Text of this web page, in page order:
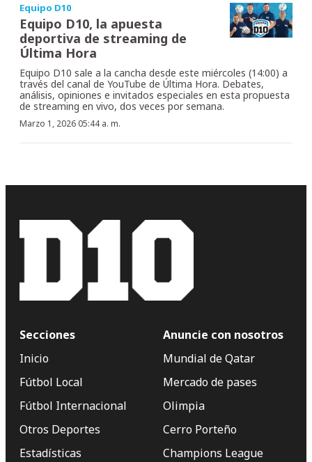
Equipo D10
Equipo D10, la apuesta
deportiva de streaming de
Última Hora
Equipo D10 sale a la cancha desde este miércoles (14:00) a
través del canal de YouTube de Última Hora. Debates,
análisis, opiniones e invitados especiales en esta propuesta
de streaming en vivo, dos veces por semana.
Marzo 1, 2026 05:44 a. m.
Secciones
Inicio
Fútbol Local
Fútbol Internacional
Otros Deportes
Estadísticas
Anuncie con nosotros
Mundial de Qatar
Mercado de pases
Olimpia
Cerro Porteño
Champions League